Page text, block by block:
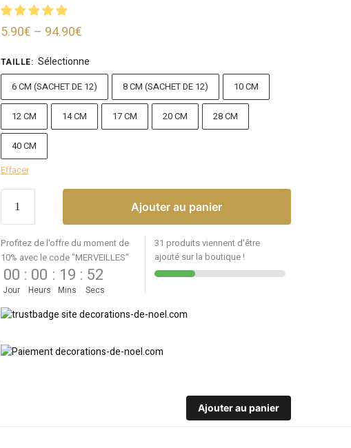
5.90€ – 94.90€
TAILLE: Sélectionne
6 CM (SACHET DE 12) 8 CM (SACHET DE 12) 10 CM
12 CM 14 CM 17 CM 20 CM 28 CM
40 CM
Effacer
Ajouter au panier
Profitez de l'offre du moment de
10% avec le code "MERVEILLES"
00
Jour
: 00
Heurs
: 19
Mins
: 51
Secs
31 produits viennent d'être
ajouté sur la boutique !
Ajouter au panier